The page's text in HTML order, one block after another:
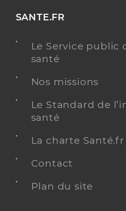
SANTE.FR
Le Service public
santé
Nos missions
Le Standard de
santé
La charte
Contact
Plan du site